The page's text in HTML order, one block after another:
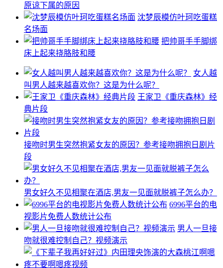
原谅下属的原因
沈梦辰模仿叶珂吃蛋糕
名场面
把帅哥手手脚绑
床上起来挠胳肢和腰
女人越
叫男人越来越喜欢你？这是为什么呢？
王家卫《重庆森林》经
典片段
接吻时男生突然抱紧女友的原因？参考接吻拥抱日剧片
段
男女好久不见相聚在酒店,男友一见面就脱裤子怎么办？
6996平台的电
视影片免费人数统计公布
男人一旦接
吻就很难控制自己？视频演示